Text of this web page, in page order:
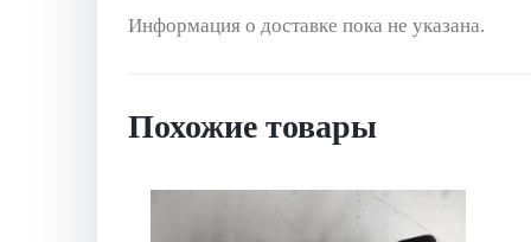
Информация о доставке пока не указана.
Похожие товары